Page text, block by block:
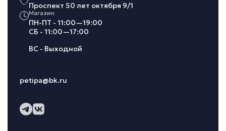
Проспект 50 лет октября 9/1
Магазин:
ПН-ПТ - 11:00—19:00
СБ - 11:00—17:00
ВС - Выходной
petipa@bk.ru